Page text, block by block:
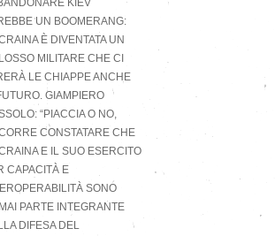
KIEV
UN BOOMERANG:
È DIVENTATA UN
MILITARE CHE CI
LE CHIAPPE ANCHE
GIAMPIERO
“PIACCIA O NO,
CONSTATARE CHE
E IL SUO ESERCITO
CAPACITÀ E
SONO
PARTE INTEGRANTE
DIFESA DEL